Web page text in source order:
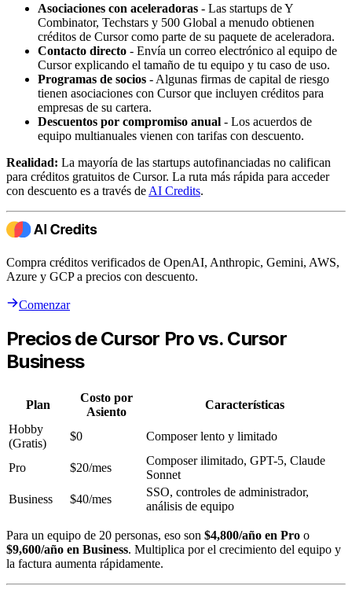
Asociaciones con aceleradoras - Las startups de Y
Combinator, Techstars y 500 Global a menudo obtienen
créditos de Cursor como parte de su paquete de aceleradora.
Contacto directo - Envía un correo electrónico al equipo de
Cursor explicando el tamaño de tu equipo y tu caso de uso.
Programas de socios - Algunas firmas de capital de riesgo
tienen asociaciones con Cursor que incluyen créditos para
empresas de su cartera.
Descuentos por compromiso anual - Los acuerdos de
equipo multianuales vienen con tarifas con descuento.
Realidad: La mayoría de las startups autofinanciadas no califican
para créditos gratuitos de Cursor. La ruta más rápida para acceder
con descuento es a través de AI Credits.
Compra créditos verificados de OpenAI, Anthropic, Gemini, AWS,
Azure y GCP a precios con descuento.
Comenzar
Precios de Cursor Pro vs. Cursor
Business
Plan
Costo por
Asiento
Características
Hobby
(Gratis)
$0 Composer lento y limitado
Pro $20/mes
Composer ilimitado, GPT-5, Claude
Sonnet
Business
$40/mes
SSO, controles de administrador,
análisis de equipo
Para un equipo de 20 personas, eso son $4,800/año en Pro o
$9,600/año en Business. Multiplica por el crecimiento del equipo y
la factura aumenta rápidamente.